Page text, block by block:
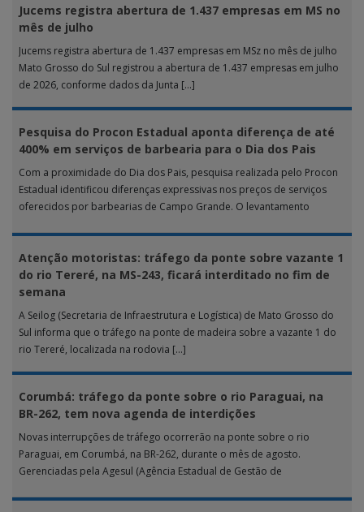
Jucems registra abertura de 1.437 empresas em MS no
mês de julho
Jucems registra abertura de 1.437 empresas em MSz no mês de julho
Mato Grosso do Sul registrou a abertura de 1.437 empresas em julho
de 2026, conforme dados da Junta […]
Pesquisa do Procon Estadual aponta diferença de até
400% em serviços de barbearia para o Dia dos Pais
Com a proximidade do Dia dos Pais, pesquisa realizada pelo Procon
Estadual identificou diferenças expressivas nos preços de serviços
oferecidos por barbearias de Campo Grande. O levantamento
Atenção motoristas: tráfego da ponte sobre vazante 1
do rio Tereré, na MS-243, ficará interditado no fim de
semana
A Seilog (Secretaria de Infraestrutura e Logística) de Mato Grosso do
Sul informa que o tráfego na ponte de madeira sobre a vazante 1 do
rio Tereré, localizada na rodovia […]
Corumbá: tráfego da ponte sobre o rio Paraguai, na
BR-262, tem nova agenda de interdições
Novas interrupções de tráfego ocorrerão na ponte sobre o rio
Paraguai, em Corumbá, na BR-262, durante o mês de agosto.
Gerenciadas pela Agesul (Agência Estadual de Gestão de